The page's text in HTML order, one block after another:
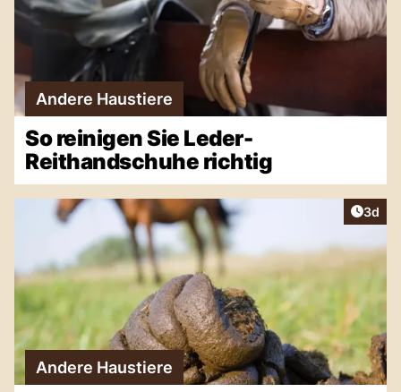
Andere Haustiere
So reinigen Sie Leder-
Reithandschuhe richtig
3d
Andere Haustiere